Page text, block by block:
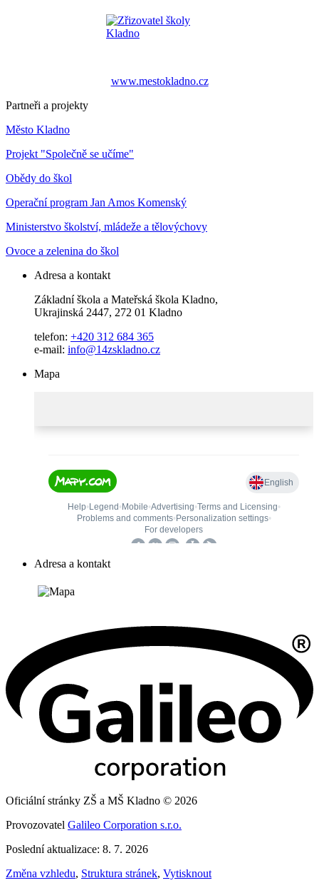
www.mestokladno.cz
Partneři a projekty
Město Kladno
Projekt "Společně se učíme"
Obědy do škol
Operační program Jan Amos Komenský
Ministerstvo školství, mládeže a tělovýchovy
Ovoce a zelenina do škol
Adresa a kontakt
Základní škola a Mateřská škola Kladno,
Ukrajinská 2447, 272 01 Kladno
telefon: +420 312 684 365
e-mail: info@14zskladno.cz
Mapa
Adresa a kontakt
Oficiální stránky ZŠ a MŠ Kladno © 2026
Provozovatel Galileo Corporation s.r.o.
Poslední aktualizace: 8. 7. 2026
Změna vzhledu, Struktura stránek, Vytisknout